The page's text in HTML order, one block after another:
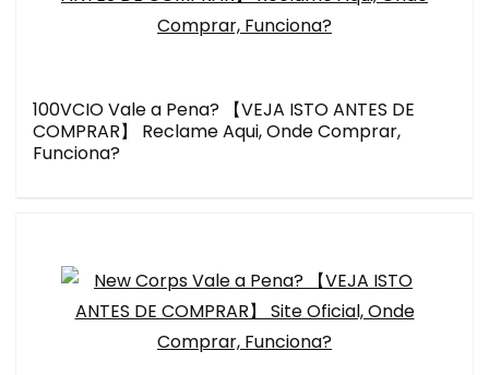
100VCIO Vale a Pena? 【VEJA ISTO ANTES DE
COMPRAR】 Reclame Aqui, Onde Comprar,
Funciona?